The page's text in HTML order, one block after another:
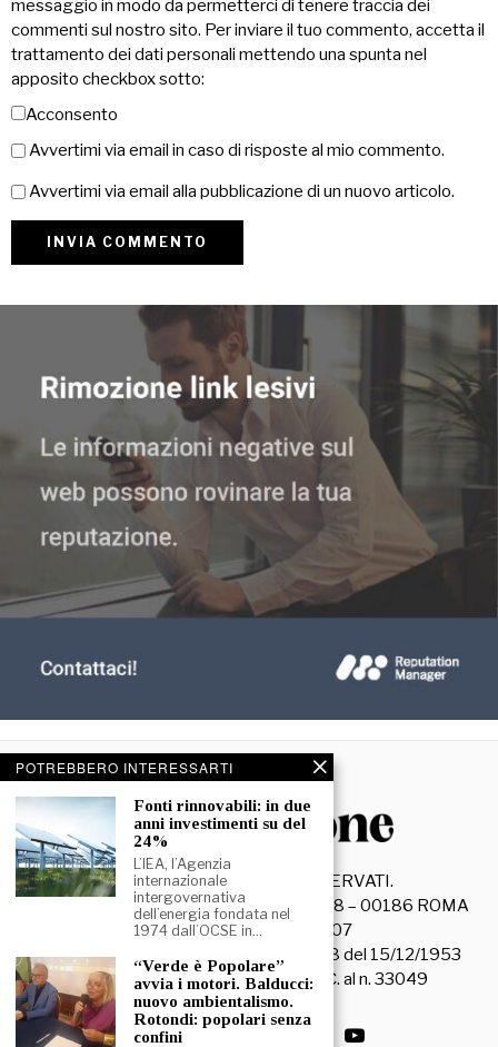
messaggio in modo da permetterci di tenere traccia dei
commenti sul nostro sito. Per inviare il tuo commento, accetta il
trattamento dei dati personali mettendo una spunta nel
apposito checkbox sotto:
Acconsento
Avvertimi via email in caso di risposte al mio commento.
Avvertimi via email alla pubblicazione di un nuovo articolo.
© 2026- TUTTI I DIRITTI RISERVATI.
La Discussione S.r.l. – Piazza Capranica, 78 – 00186 ROMA
C.F. e P. IVA 15045971007
Registrazione Tribunale di Roma n. 3628 del 15/12/1953
La società editrice è iscritta al R.O.C. al n. 33049
POTREBBERO INTERESSARTI
Fonti rinnovabili: in due
anni investimenti su del
24%
L’IEA, l’Agenzia
internazionale
intergovernativa
dell’energia fondata nel
1974 dall’OCSE in…
“Verde è Popolare”
avvia i motori. Balducci:
nuovo ambientalismo.
Rotondi: popolari senza
confini